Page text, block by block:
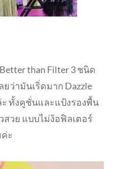
than Filter 3 ชนิด
ว่ามันเริ่ดมาก Dazzle
ทั้งคูชั่นและแป้งรองพื้น
สวย แบบไม่ง้อฟิลเตอร์
ะ